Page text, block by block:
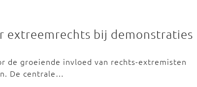
extreemrechts bij demonstraties
de groeiende invloed van rechts-extremisten
De centrale…